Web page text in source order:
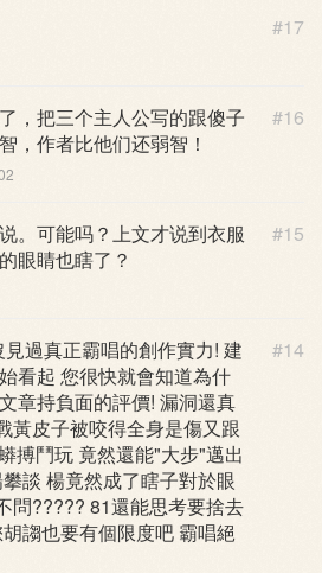
#17
#16
，把三个主人公写的跟傻子
，作者比他们还弱智！
#15
。可能吗？上文才说到衣服
眼睛也瞎了？
#14
過真正霸唱的創作實力! 建
看起 您很快就會知道為什
章持負面的評價! 漏洞還真
黃皮子被咬得全身是傷又跟
搏鬥玩 竟然還能"大步"邁出
談 楊竟然成了瞎子對於眼
問????? 81還能思考要捨去
謅也要有個限度吧 霸唱絕